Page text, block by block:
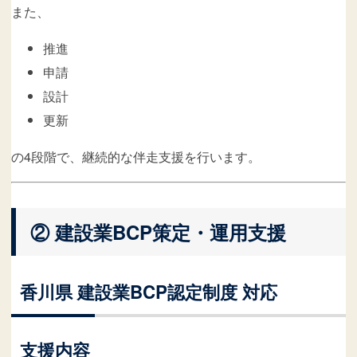
また、
推進
申請
設計
更新
の4段階で、継続的な伴走支援を行います。
② 建設業BCP策定・運用支援
香川県 建設業BCP認定制度 対応
支援内容